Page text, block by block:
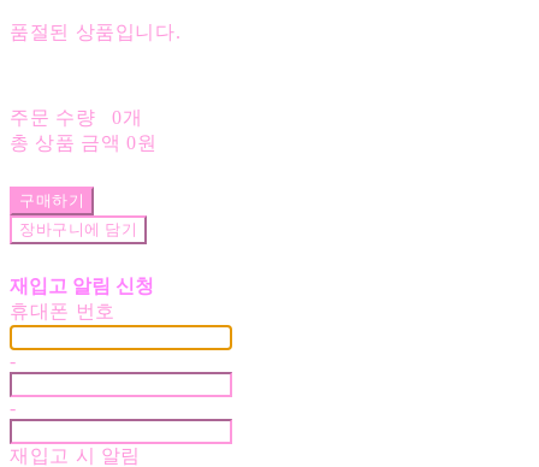
품절된 상품입니다.
주문 수량
0개
총 상품 금액 0원
구매하기
장바구니에 담기
재입고 알림 신청
휴대폰 번호
-
-
재입고 시 알림